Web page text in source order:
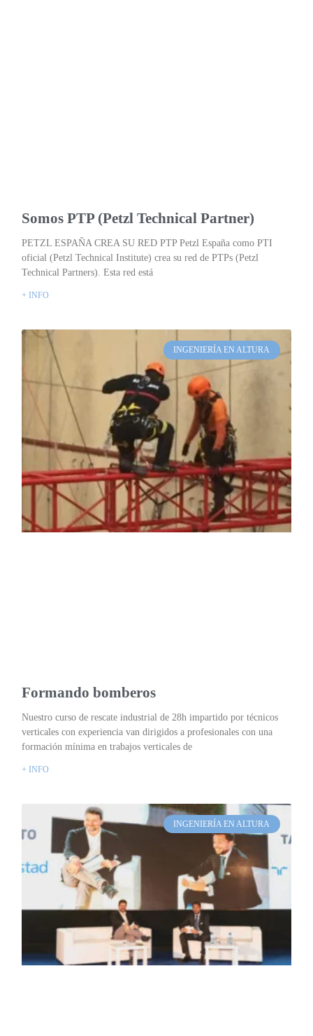
Somos PTP (Petzl Technical Partner)
PETZL ESPAÑA CREA SU RED PTP Petzl España como PTI
oficial (Petzl Technical Institute) crea su red de PTPs (Petzl
Technical Partners). Esta red está
+ INFO
INGENIERÍA EN ALTURA
Formando bomberos
Nuestro curso de rescate industrial de 28h impartido por técnicos
verticales con experiencia van dirigidos a profesionales con una
formación mínima en trabajos verticales de
+ INFO
INGENIERÍA EN ALTURA